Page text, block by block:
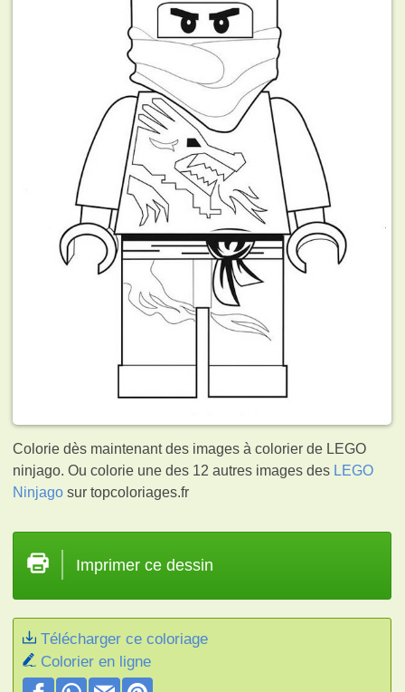
Colorie dès maintenant des images à colorier de LEGO
ninjago. Ou colorie une des 12 autres images des LEGO
Ninjago sur topcoloriages.fr
Imprimer ce dessin
Télécharger ce coloriage
Colorier en ligne